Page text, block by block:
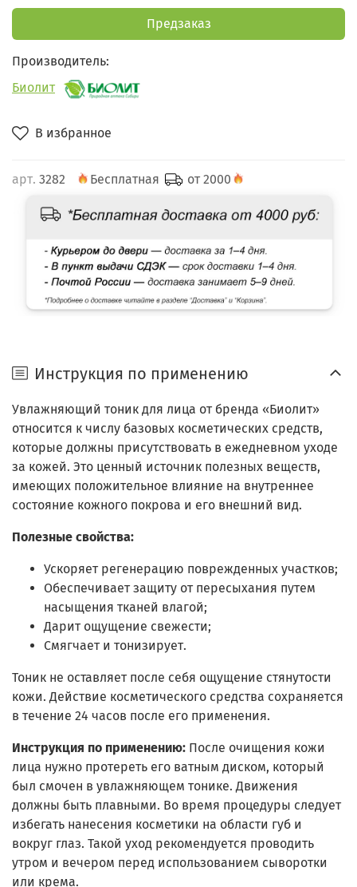
В избранное
арт. 3282 Бесплатная от 2000
Предзаказ
Производитель:
Биолит
Инструкция по применению
Увлажняющий тоник для лица от бренда «Биолит»
относится к числу базовых косметических средств,
которые должны присутствовать в ежедневном уходе
за кожей. Это ценный источник полезных веществ,
имеющих положительное влияние на внутреннее
состояние кожного покрова и его внешний вид.
Полезные свойства:
Ускоряет регенерацию поврежденных участков;
Обеспечивает защиту от пересыхания путем
насыщения тканей влагой;
Дарит ощущение свежести;
Смягчает и тонизирует.
Тоник не оставляет после себя ощущение стянутости
кожи. Действие косметического средства сохраняется
в течение 24 часов после его применения.
Инструкция по применению: После очищения кожи
лица нужно протереть его ватным диском, который
был смочен в увлажняющем тонике. Движения
должны быть плавными. Во время процедуры следует
избегать нанесения косметики на области губ и
вокруг глаз. Такой уход рекомендуется проводить
утром и вечером перед использованием сыворотки
или крема.